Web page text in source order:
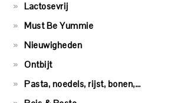
Lactosevrij
Must Be Yummie
Nieuwigheden
Ontbijt
Pasta, noedels, rijst, bonen,…